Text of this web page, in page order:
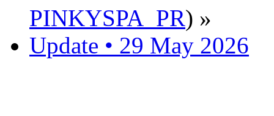
PINKYSPA_PR) »
Update • 29 May 2026